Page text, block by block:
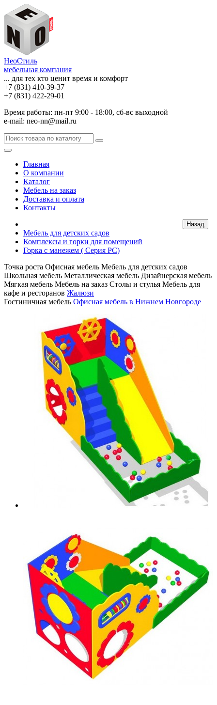
НеоСтиль
мебельная компания
... для тех кто ценит время и комфорт
+7 (831) 410-39-37
+7 (831) 422-29-01
Время работы: пн-пт 9:00 - 18:00, сб-вс выходной
e-mail: neo-nn@mail.ru
Главная
О компании
Каталог
Мебель на заказ
Доставка и оплата
Контакты
Мебель для детских садов
Комплексы и горки для помещений
Горка с манежем ( Серия PC)
Точка роста Офисная мебель Мебель для детских садов
Школьная мебель Металлическая мебель Дизайнерская мебель
Мягкая мебель Мебель на заказ Столы и стулья Мебель для
кафе и ресторанов Жалюзи
Гостиничная мебель Офисная мебель в Нижнем Новгороде